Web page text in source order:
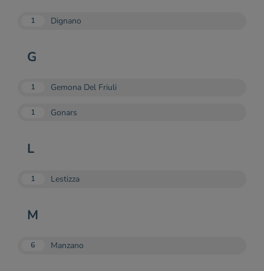
1 Dignano
G
1 Gemona Del Friuli
1 Gonars
L
1 Lestizza
M
6 Manzano